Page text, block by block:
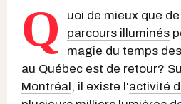
Q
uoi de mieux que
parcours illuminés
magie du temps
au Québec est de retour?
Montréal, il existe l'activité